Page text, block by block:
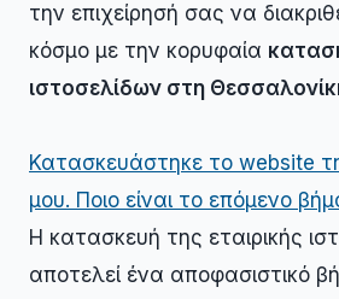
την επιχείρησή σας να
κόσμο με την κορυφαία
ιστοσελίδων στη
Κατασκευάστηκε το website
μου. Ποιο είναι το επόμενο
Η κατασκευή της εταιρικής
αποτελεί ένα αποφασιστικό